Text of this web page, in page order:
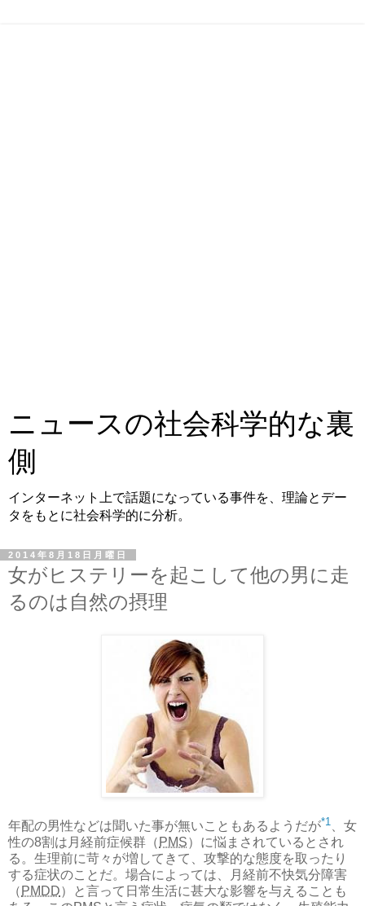
ニュースの社会科学的な裏
側
インターネット上で話題になっている事件を、理論とデー
タをもとに社会科学的に分析。
2014年8月18日月曜日
女がヒステリーを起こして他の男に走
るのは自然の摂理
年配の男性などは聞いた事が無いこともあるようだが*1
、女
性の8割は月経前症候群（ PMS）に悩まされているとされ
る。生理前に苛々が増してきて、攻撃的な態度を取ったり
する症状のことだ。場合によっては、月経前不快気分障害
（ PMDD）と言って日常生活に甚大な影響を与えることも